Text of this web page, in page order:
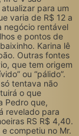
para um
varia de R$ 12 a
negócio rentável
e pontos de
Karina lê
Outras fontes
que tem origem
ou “pálido”.
tentava não
o que
Pedro que,
revelado para
RS R$ 4,40.
competiu no Mr.